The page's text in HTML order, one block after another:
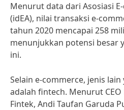
Menurut data dari Asosiasi
(idEA), nilai transaksi e-
tahun 2020 mencapai 258
menunjukkan potensi besar
ini.
Selain e-commerce, jenis
adalah fintech. Menurut
Fintek, Andi Taufan Garuda